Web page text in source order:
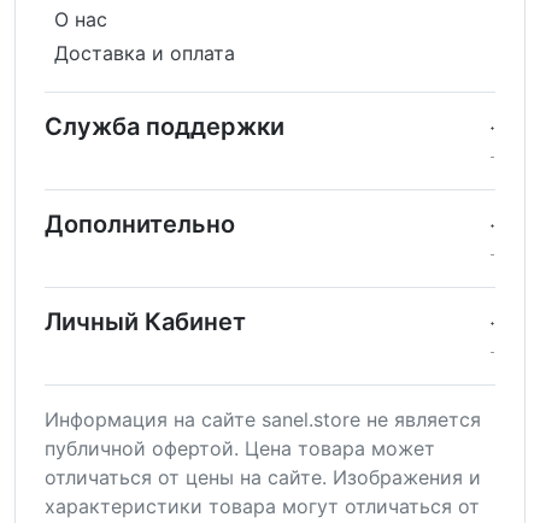
О нас
Доставка и оплата
Служба поддержки
Дополнительно
Личный Кабинет
Информация на сайте sanel.store не является
публичной офертой. Цена товара может
отличаться от цены на сайте. Изображения и
характеристики товара могут отличаться от